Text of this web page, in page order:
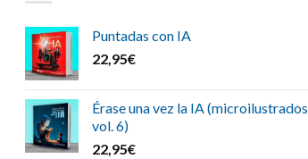
Puntadas con IA
22,95€
Érase una vez la IA (microilustrados
vol. 6)
22,95€